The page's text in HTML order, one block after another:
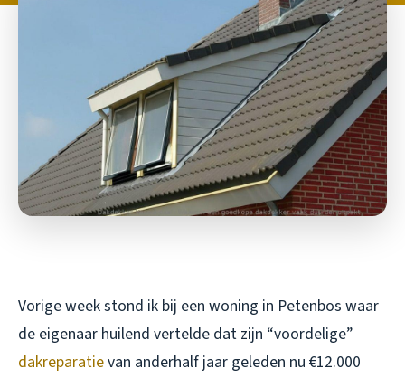
Vorige week stond ik bij een woning in Petenbos waar
de eigenaar huilend vertelde dat zijn “voordelige”
dakreparatievan anderhalf jaar geleden nu €12.000